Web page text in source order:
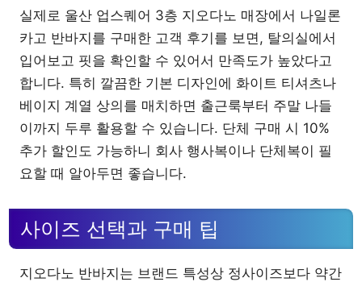
실제로 울산 업스퀘어 3층 지오다노 매장에서 나일론
카고 반바지를 구매한 고객 후기를 보면, 탈의실에서
입어보고 핏을 확인할 수 있어서 만족도가 높았다고
합니다. 특히 깔끔한 기본 디자인에 화이트 티셔츠나
베이지 계열 상의를 매치하면 출근룩부터 주말 나들
이까지 두루 활용할 수 있습니다. 단체 구매 시 10%
추가 할인도 가능하니 회사 행사복이나 단체복이 필
요할 때 알아두면 좋습니다.
사이즈 선택과 구매 팁
지오다노 반바지는 브랜드 특성상 정사이즈보다 약간